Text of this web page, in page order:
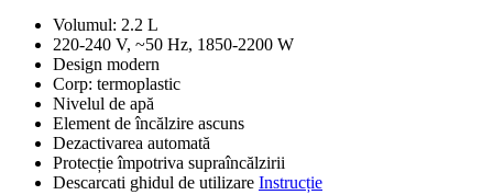
Volumul: 2.2 L
220-240 V, ~50 Hz, 1850-2200 W
Design modern
Corp: termoplastic
Nivelul de apă
Element de încălzire ascuns
Dezactivarea automată
Protecție împotriva supraîncălzirii
Descarcati ghidul de utilizare Instrucție